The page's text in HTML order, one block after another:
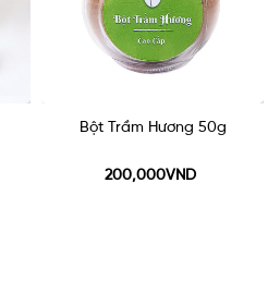
Bột Trầm Hương 50g
200,000VND